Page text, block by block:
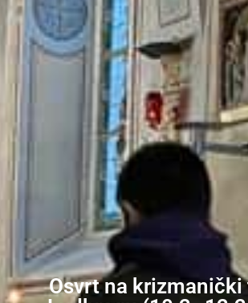
Osvrt na krizmanički